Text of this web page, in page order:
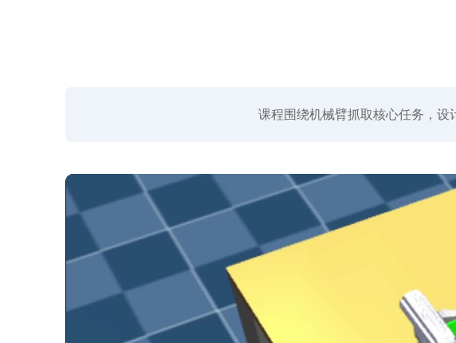
课程围绕机械臂抓取核心任务，